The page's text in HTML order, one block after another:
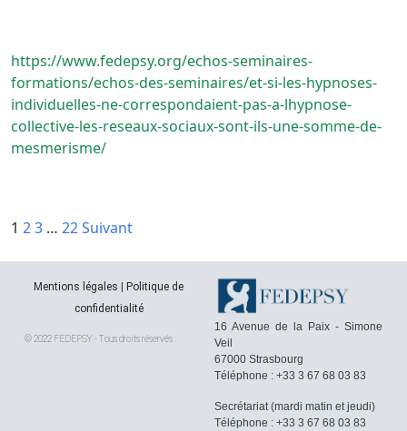
https://www.fedepsy.org/echos-seminaires-
formations/echos-des-seminaires/et-si-les-hypnoses-
individuelles-ne-correspondaient-pas-a-lhypnose-
collective-les-reseaux-sociaux-sont-ils-une-somme-de-
mesmerisme/
Pagination
des
publications
1 23 … 22Suivant
Mentions légales
Politique de
confidentialité
© 2022 FEDEPSY - Tous droits réservés
16 Avenue de la Paix - Simone
Veil
67000 Strasbourg
Téléphone : +33 3 67 68 03 83
Secrétariat (mardi matin et jeudi)
Téléphone : +33 3 67 68 03 83